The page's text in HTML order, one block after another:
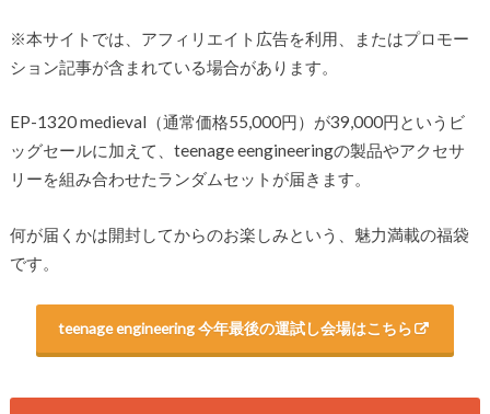
※本サイトでは、アフィリエイト広告を利用、またはプロモー
ション記事が含まれている場合があります。
EP-1320 medieval（通常価格55,000円）が39,000円というビ
ッグセールに加えて、teenage eengineeringの製品やアクセサ
リーを組み合わせたランダムセットが届きます。
何が届くかは開封してからのお楽しみという、魅力満載の福袋
です。
teenage engineering 今年最後の運試し会場はこちら